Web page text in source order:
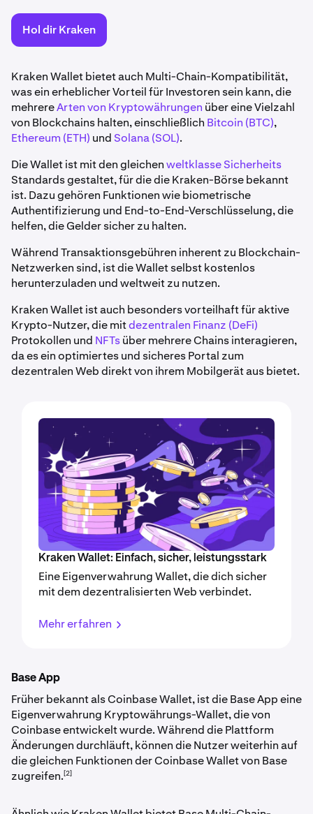
Hol dir Kraken
Kraken Wallet bietet auch Multi-Chain-Kompatibilität,
was ein erheblicher Vorteil für Investoren sein kann, die
mehrereArten von Kryptowährungen über eine Vielzahl
von Blockchains halten, einschließlich Bitcoin (BTC),
Ethereum (ETH) und Solana (SOL).
Die Wallet ist mit den gleichenweltklasse Sicherheits
Standards gestaltet, für die die Kraken-Börse bekannt
ist. Dazu gehören Funktionen wie biometrische
Authentifizierung und End-to-End-Verschlüsselung, die
helfen, die Gelder sicher zu halten.
Während Transaktionsgebühren inherent zu Blockchain-
Netzwerken sind, ist die Wallet selbst kostenlos
herunterzuladen und weltweit zu nutzen.
Kraken Wallet ist auch besonders vorteilhaft für aktive
Krypto-Nutzer, die mitdezentralen Finanz (DeFi)
Protokollen und NFTsüber mehrere Chains interagieren,
da es ein optimiertes und sicheres Portal zum
dezentralen Web direkt von ihrem Mobilgerät aus bietet.
Kraken Wallet: Einfach, sicher, leistungsstark
Eine Eigenverwahrung Wallet, die dich sicher
mit dem dezentralisierten Web verbindet.
Mehr erfahren
Base App
Früher bekannt als Coinbase Wallet, ist die Base App eine
Eigenverwahrung Kryptowährungs-Wallet, die von
Coinbase entwickelt wurde. Während die Plattform
Änderungen durchläuft, können die Nutzer weiterhin auf
die gleichen Funktionen der Coinbase Wallet von Base
zugreifen.[2]